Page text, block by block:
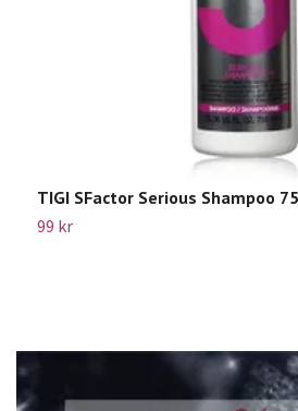
TIGI SFactor Serious Shampoo
99 kr